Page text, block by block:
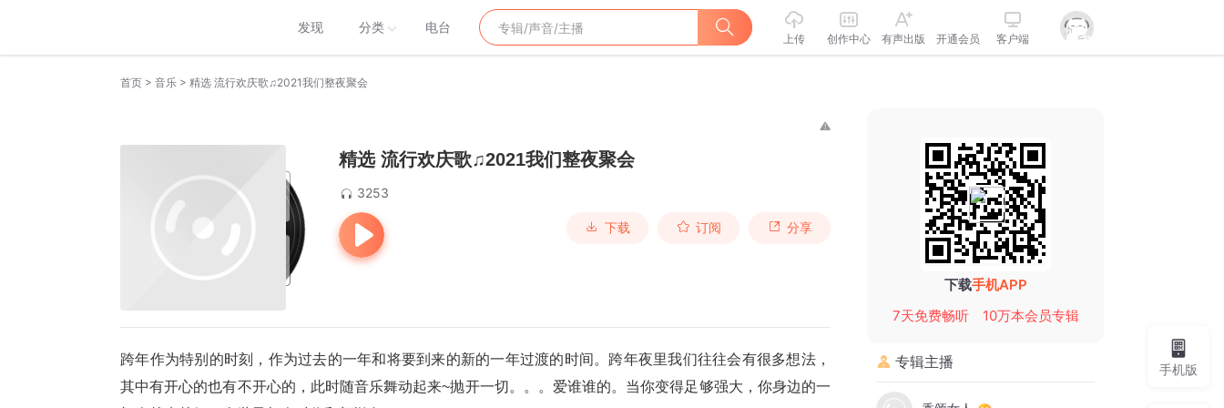
发现 分类 电台
上传 创作中心 有声出版 开通会员 客户端
首页 > 音乐 > 精选 流行欢庆歌♫2021我们整夜聚会
精选 流行欢庆歌♫2021我们整夜聚会
3253
下载 订阅 分享
跨年作为特别的时刻，作为过去的一年和将要到来的新的一年过渡的时间。跨年夜里我们往往会有很多想法，
其中有开心的也有不开心的，此时随音乐舞动起来~抛开一切。。。爱谁谁的。 当你变得足够强大，你身边的一
下载手机APP
7天免费畅听
10万本会员专辑
专辑主播 手机版